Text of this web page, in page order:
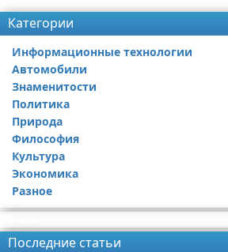
Категории
Информационные технологии
Автомобили
Знаменитости
Политика
Природа
Философия
Культура
Экономика
Разное
Последние статьи